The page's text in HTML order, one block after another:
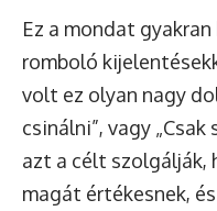
Ez a mondat
romboló
volt ez olyan nagy
csinálni”, vagy
azt a célt szolgálják,
magát értékesnek,